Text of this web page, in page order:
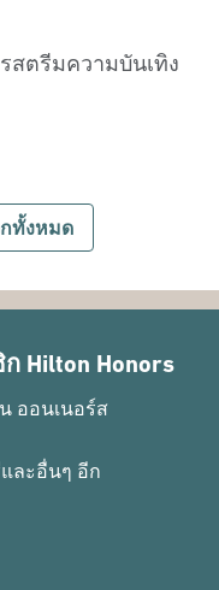
สตรีมความบันเทิง
ทั้งหมด
Hilton Honors
ออนเนอร์ส
ละอื่นๆ อีก